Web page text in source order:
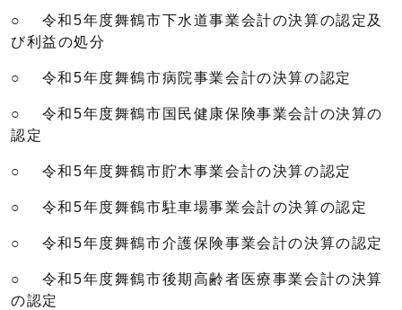
○ 令和5年度舞鶴市下水道事業会計の決算の認定及
び利益の処分
○ 令和5年度舞鶴市病院事業会計の決算の認定
○ 令和5年度舞鶴市国民健康保険事業会計の決算の
認定
○ 令和5年度舞鶴市貯木事業会計の決算の認定
○ 令和5年度舞鶴市駐車場事業会計の決算の認定
○ 令和5年度舞鶴市介護保険事業会計の決算の認定
○ 令和5年度舞鶴市後期高齢者医療事業会計の決算
の認定